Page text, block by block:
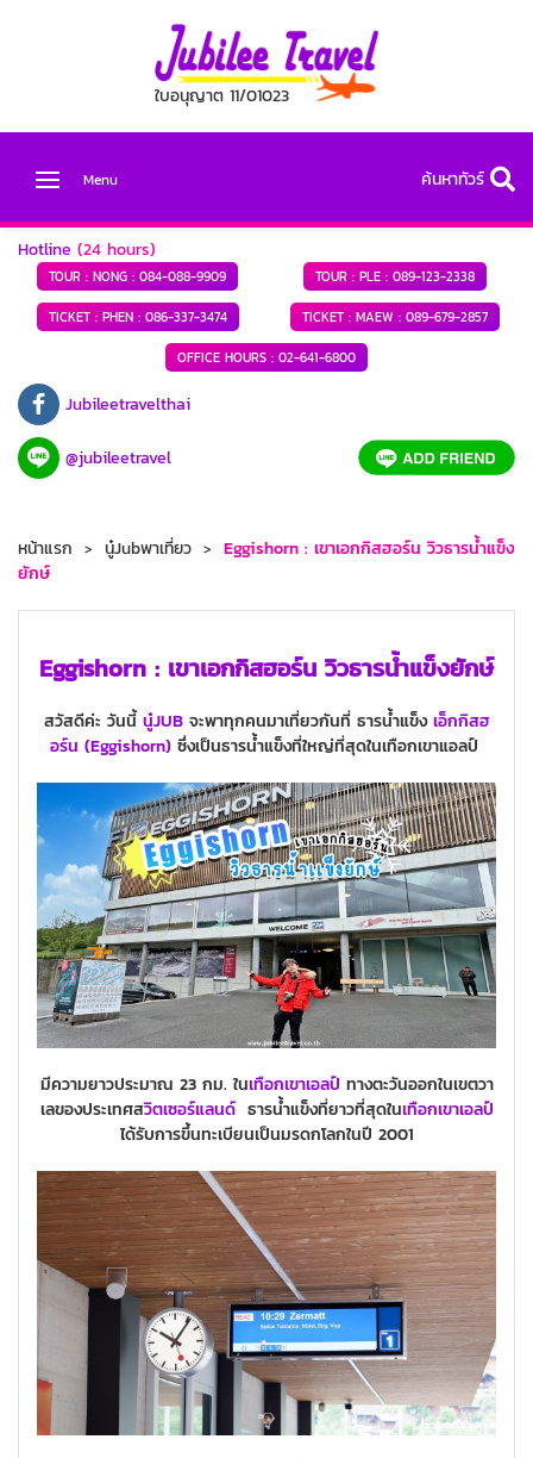
ใบอนุญาต 11/01023
Menu ค้นหาทัวร์
Hotline (24 hours)
TOUR : NONG : 084-088-9909 TOUR : PLE : 089-123-2338
TICKET : PHEN :086-337-3474 TICKET : MAEW : 089-679-2857
OFFICE HOURS : 02-641-6800
Jubileetravelthai
@jubileetravel
หน้าแรก นู๋Jubพาเที่ยว
Eggishorn : เขาเอกกิสฮอร์น วิวธารน้ำแข็ง
ยักษ์
Eggishorn : เขาเอกกิสฮอร์น วิวธารน้ำแข็งยักษ์
สวัสดีค่ะ วันนี้ นู๋JUBจะพาทุกคนมาเที่ยวกันที่ ธารน้ำแข็งเอ็กกิสฮ
อร์น (Eggishorn)ซึ่งเป็นธารน้ำแข็งที่ใหญ่ที่สุดในเทือกเขาแอลป์
มีความยาวประมาณ 23 กม. ในเทือกเขาเอลป์ ทางตะวันออกในเขตวา
เลของประเทศสวิตเซอร์แลนด์ธารน้ำแข็งที่ยาวที่สุดในเทือกเขาเอลป์
ได้รับการขึ้นทะเบียนเป็นมรดกโลกในปี 2001